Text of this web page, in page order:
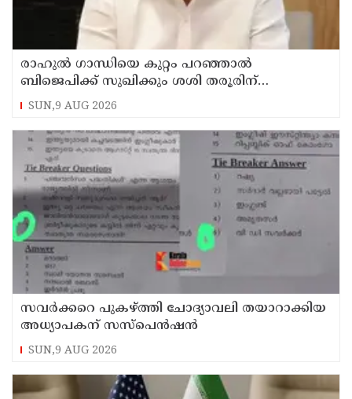
രാഹുല്‍ ഗാന്ധിയെ കുറ്റം പറഞ്ഞാല്‍
ബിജെപിക്ക് സുഖിക്കും ശശി തരൂരിന്
മറുപടിയുമായി കെ സി വേണുഗോപാല്‍
SUN,9 AUG 2026
സവര്‍ക്കറെ പുകഴ്ത്തി ചോദ്യാവലി തയാറാക്കിയ
അധ്യാപകന് സസ്‌പെന്‍ഷന്‍
SUN,9 AUG 2026